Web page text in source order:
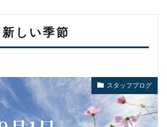
新しい季節
スタッフブログ